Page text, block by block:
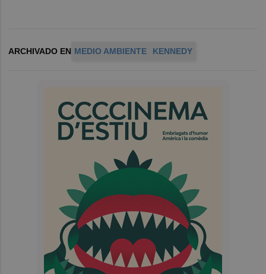
ARCHIVADO EN MEDIO AMBIENTE KENNEDY